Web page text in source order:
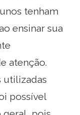
tenham
ensinar sua
atenção.
utilizadas
possível